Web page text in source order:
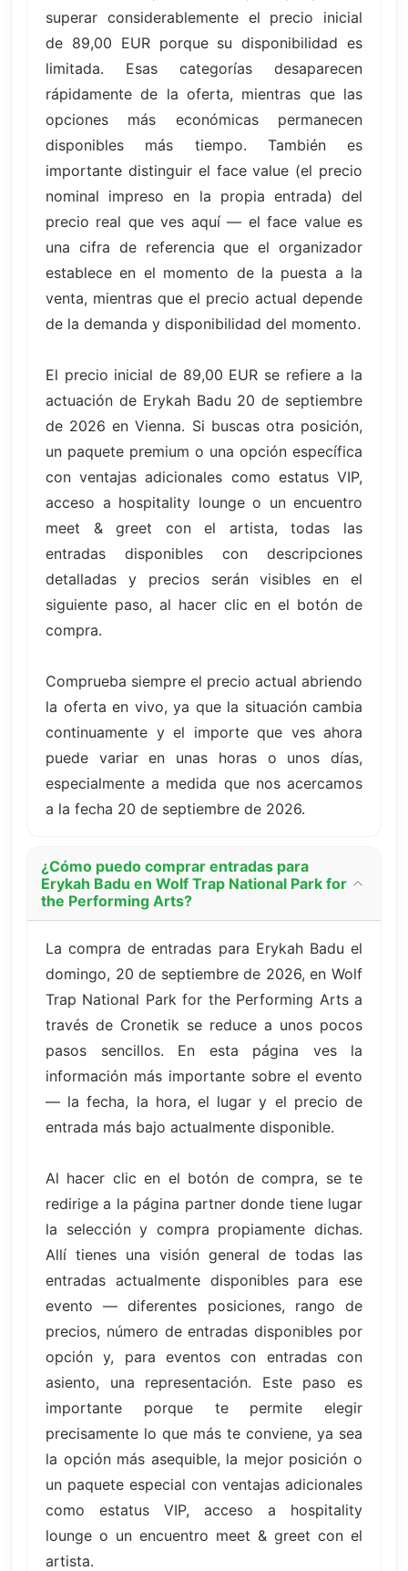
superar considerablemente el precio inicial
de 89,00 EUR porque su disponibilidad es
limitada. Esas categorías desaparecen
rápidamente de la oferta, mientras que las
opciones más económicas permanecen
disponibles más tiempo. También es
importante distinguir el face value (el precio
nominal impreso en la propia entrada) del
precio real que ves aquí — el face value es
una cifra de referencia que el organizador
establece en el momento de la puesta a la
venta, mientras que el precio actual depende
de la demanda y disponibilidad del momento.
El precio inicial de 89,00 EUR se refiere a la
actuación de Erykah Badu 20 de septiembre
de 2026 en Vienna. Si buscas otra posición,
un paquete premium o una opción específica
con ventajas adicionales como estatus VIP,
acceso a hospitality lounge o un encuentro
meet & greet con el artista, todas las
entradas disponibles con descripciones
detalladas y precios serán visibles en el
siguiente paso, al hacer clic en el botón de
compra.
Comprueba siempre el precio actual abriendo
la oferta en vivo, ya que la situación cambia
continuamente y el importe que ves ahora
puede variar en unas horas o unos días,
especialmente a medida que nos acercamos
a la fecha 20 de septiembre de 2026.
¿Cómo puedo comprar entradas para
Erykah Badu en Wolf Trap National Park for
the Performing Arts?
La compra de entradas para Erykah Badu el
domingo, 20 de septiembre de 2026, en Wolf
Trap National Park for the Performing Arts a
través de Cronetik se reduce a unos pocos
pasos sencillos. En esta página ves la
información más importante sobre el evento
— la fecha, la hora, el lugar y el precio de
entrada más bajo actualmente disponible.
Al hacer clic en el botón de compra, se te
redirige a la página partner donde tiene lugar
la selección y compra propiamente dichas.
Allí tienes una visión general de todas las
entradas actualmente disponibles para ese
evento — diferentes posiciones, rango de
precios, número de entradas disponibles por
opción y, para eventos con entradas con
asiento, una representación. Este paso es
importante porque te permite elegir
precisamente lo que más te conviene, ya sea
la opción más asequible, la mejor posición o
un paquete especial con ventajas adicionales
como estatus VIP, acceso a hospitality
lounge o un encuentro meet & greet con el
artista.